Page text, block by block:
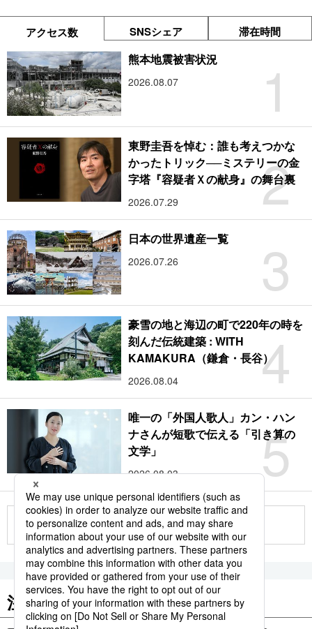
アクセス数 SNSシェア 滞在時間
1
熊本地震被害状況
2026.08.07
2
東野圭吾を悼む：誰も考えつかな
かったトリック──ミステリーの金
字塔『容疑者Ｘの献身』の舞台裏
2026.07.29
3
日本の世界遺産一覧
2026.07.26
4
豪雪の地と海辺の町で220年の時を
刻んだ伝統建築 : WITH
KAMAKURA（鎌倉・長谷）
2026.08.04
5
唯一の「外国人歌人」カン・ハン
ナさんが短歌で伝える「引き算の
文学」
2026.08.03
もっと見る
注目のキーワード